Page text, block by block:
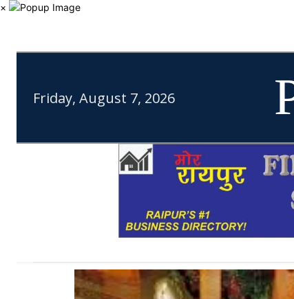
×
Friday, August 7, 2026